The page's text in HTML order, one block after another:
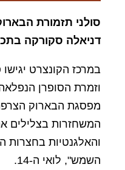
סולני תזמורת
דניאלה סקורקה
במרכז הקונצרט
וזמרת הסופרן
מפסגת הבארוק
המשחזרות בצלילים
והאלגנטיות בחצרות
השמש", לואי ה-14.